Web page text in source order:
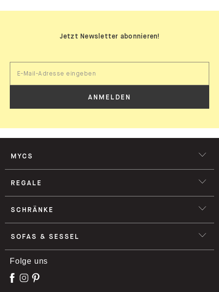
Jetzt Newsletter abonnieren!
ANMELDEN
MYCS
REGALE
SCHRÄNKE
SOFAS & SESSEL
Folge uns